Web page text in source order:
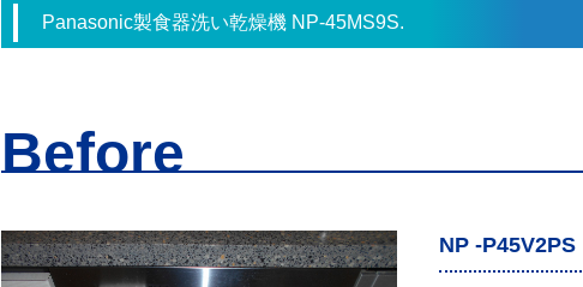
Panasonic製食器洗い乾燥機 NP-45MS9S.
Before
NP -P45V2PS